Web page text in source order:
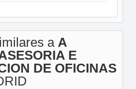
a A
E
DE OFICINAS